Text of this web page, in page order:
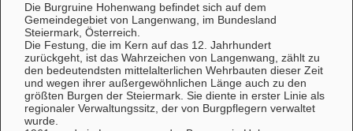
Die Burgruine Hohenwang befindet sich auf dem
Gemeindegebiet von Langenwang, im Bundesland
Steiermark, Österreich.
Die Festung, die im Kern auf das 12. Jahrhundert
zurückgeht, ist das Wahrzeichen von Langenwang, zählt zu
den bedeutendsten mittelalterlichen Wehrbauten dieser Zeit
und wegen ihrer außergewöhnlichen Länge auch zu den
größten Burgen der Steiermark. Sie diente in erster Linie als
regionaler Verwaltungssitz, der von Burgpflegern verwaltet
wurde.